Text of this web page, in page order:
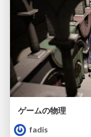
ゲームの物理
fadis